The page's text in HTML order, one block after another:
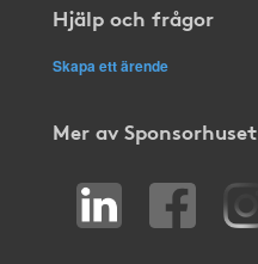
Hjälp och frågor
Skapa ett ärende
Mer av Sponsorhuset